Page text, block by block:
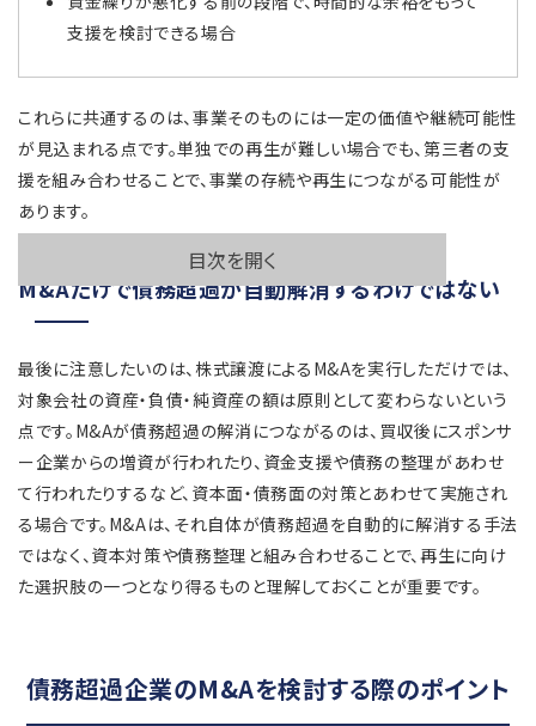
目次を開く
支援を検討できる場合
これらに共通するのは、事業そのものには一定の価値や継続可能性
が見込まれる点です。単独での再生が難しい場合でも、第三者の支
援を組み合わせることで、事業の存続や再生につながる可能性が
あります。
M&Aだけで債務超過が自動解消するわけではない
最後に注意したいのは、株式譲渡によるM&Aを実行しただけでは、
対象会社の資産・負債・純資産の額は原則として変わらないという
点です。M&Aが債務超過の解消につながるのは、買収後にスポンサ
ー企業からの増資が行われたり、資金支援や債務の整理があわせ
て行われたりするなど、資本面・債務面の対策とあわせて実施され
る場合です。M&Aは、それ自体が債務超過を自動的に解消する手法
ではなく、資本対策や債務整理と組み合わせることで、再生に向け
た選択肢の一つとなり得るものと理解しておくことが重要です。
債務超過企業のM&Aを検討する際のポイント